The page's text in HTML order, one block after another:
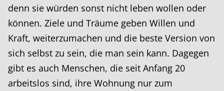
denn sie würden sonst nicht leben wollen oder
können. Ziele und Träume geben Willen und
Kraft, weiterzumachen und die beste Version von
sich selbst zu sein, die man sein kann. Dagegen
gibt es auch Menschen, die seit Anfang 20
arbeitslos sind, ihre Wohnung nur zum